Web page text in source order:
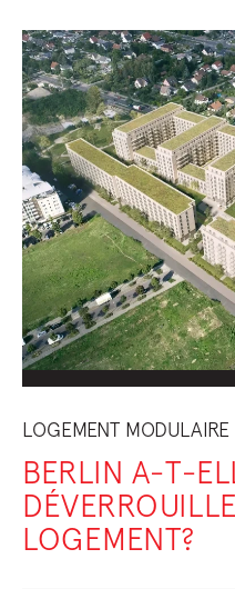
LOGEMENT MODULAIRE
BERLIN A-T-
LOGEMENT?